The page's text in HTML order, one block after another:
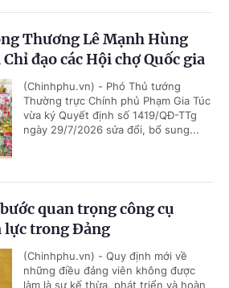
Thương Lê Mạnh Hùng
đạo các Hội chợ Quốc gia
(Chinhphu.vn) - Phó Thủ tướng
Thường trực Chính phủ Phạm Gia Túc
vừa ký Quyết định số 1419/QĐ-TTg
ngày 29/7/2026 sửa đổi, bổ sung...
quan trọng công cụ
lực trong Đảng
(Chinhphu.vn) - Quy định mới về
những điều đảng viên không được
làm là sự kế thừa, phát triển và hoàn